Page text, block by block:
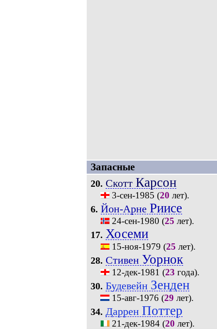
Запасные
20. Скотт Карсон
3-сен-1985 (20 лет).
6. Йон-Арне Риисе
24-сен-1980 (25 лет).
17. Хосеми
15-ноя-1979 (25 лет).
28. Стивен Уорнок
12-дек-1981 (23 года).
30. Будевейн Зенден
15-авг-1976 (29 лет).
34. Даррен Поттер
21-дек-1984(20 лет).